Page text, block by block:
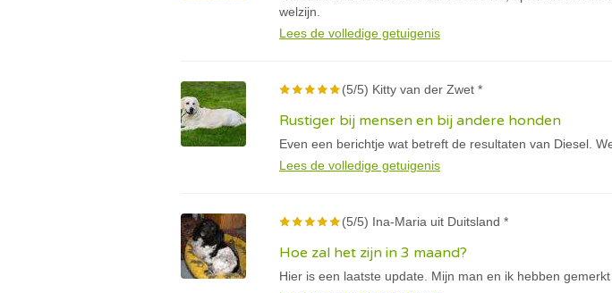
welzijn.
Lees de volledige getuigenis
(5/5) Kitty van der Zwet *
Rustiger bij mensen en bij andere honden
Even een berichtje wat betreft de resultaten van Diesel.
Lees de volledige getuigenis
(5/5) Ina-Maria uit Duitsland *
Hoe zal het zijn in 3 maand?
Hier is een laatste update. Mijn man en ik hebben